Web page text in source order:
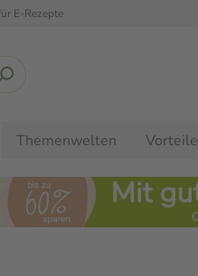
E-Rezepte
Themenwelten Vorteile